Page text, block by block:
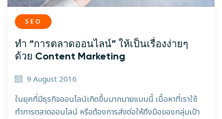
SEO
ทำ “การตลาดออนไลน์” ให้เป็นเรื่องง่ายๆ
ด้วย Content Marketing
9 August 2016
ในยุคที่มีธุรกิจออนไลน์เกิดขึ้นมากมายแบบนี้ เนื้อหาที่เราใช้
ทำการตลาดออนไลน์ หรือต้องการส่งต่อให้ถึงมือของกลุ่มเป้า